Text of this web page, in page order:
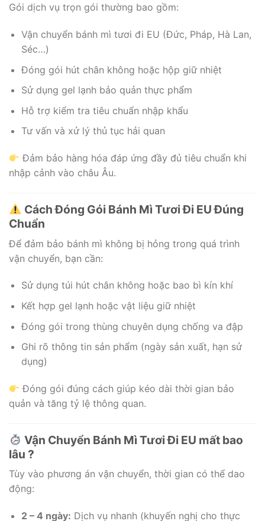
Gói dịch vụ trọn gói thường bao gồm:
Vận chuyển bánh mì tươi đi EU (Đức, Pháp, Hà Lan,
Séc…)
Đóng gói hút chân không hoặc hộp giữ nhiệt
Sử dụng gel lạnh bảo quản thực phẩm
Hỗ trợ kiểm tra tiêu chuẩn nhập khẩu
Tư vấn và xử lý thủ tục hải quan
Đảm bảo hàng hóa đáp ứng đầy đủ tiêu chuẩn khi
nhập cảnh vào châu Âu.
Cách Đóng Gói Bánh Mì Tươi Đi EU Đúng
Chuẩn
Để đảm bảo bánh mì không bị hỏng trong quá trình
vận chuyển, bạn cần:
Sử dụng túi hút chân không hoặc bao bì kín khí
Kết hợp gel lạnh hoặc vật liệu giữ nhiệt
Đóng gói trong thùng chuyên dụng chống va đập
Ghi rõ thông tin sản phẩm (ngày sản xuất, hạn sử
dụng)
Đóng gói đúng cách giúp kéo dài thời gian bảo
quản và tăng tỷ lệ thông quan.
Vận Chuyển Bánh Mì Tươi Đi EU mất bao
lâu ?
Tùy vào phương án vận chuyển, thời gian có thể dao
động:
2 – 4 ngày: Dịch vụ nhanh (khuyến nghị cho thực